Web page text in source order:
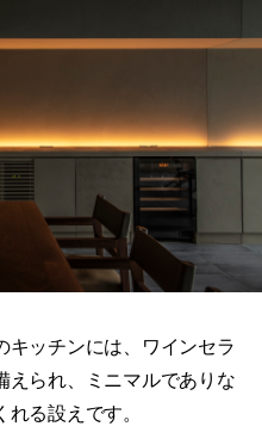
キッチンには、ワインセラ
えられ、ミニマルでありな
る設えです。